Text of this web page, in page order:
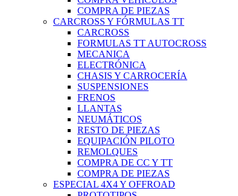
COMPRA DE PIEZAS
CARCROSS Y FÓRMULAS TT
CARCROSS
FORMULAS TT AUTOCROSS
MECANICA
ELECTRÓNICA
CHASIS Y CARROCERÍA
SUSPENSIONES
FRENOS
LLANTAS
NEUMÁTICOS
RESTO DE PIEZAS
EQUIPACIÓN PILOTO
REMOLQUES
COMPRA DE CC Y TT
COMPRA DE PIEZAS
ESPECIAL 4X4 Y OFFROAD